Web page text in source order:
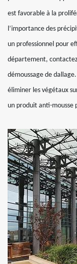
est favorable à la
l’importance des
un professionnel pour
département,
démoussage de
éliminer les végétaux
un produit anti-mousse